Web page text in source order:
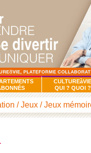
CULTUREàVIE
QUI ? QUOI ?
/ Jeux / Jeux